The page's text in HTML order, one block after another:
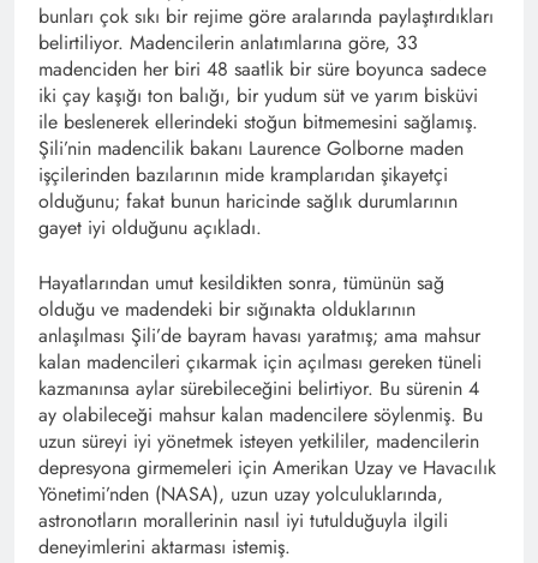
bunları çok sıkı bir rejime göre aralarında paylaştırdıkları
belirtiliyor. Madencilerin anlatımlarına göre, 33
madenciden her biri 48 saatlik bir süre boyunca sadece
iki çay kaşığı ton balığı, bir yudum süt ve yarım bisküvi
ile beslenerek ellerindeki stoğun bitmemesini sağlamış.
Şili’nin madencilik bakanı Laurence Golborne maden
işçilerinden bazılarının mide kramplarıdan şikayetçi
olduğunu; fakat bunun haricinde sağlık durumlarının
gayet iyi olduğunu açıkladı.
Hayatlarından umut kesildikten sonra, tümünün sağ
olduğu ve madendeki bir sığınakta olduklarının
anlaşılması Şili’de bayram havası yaratmış; ama mahsur
kalan madencileri çıkarmak için açılması gereken tüneli
kazmanınsa aylar sürebileceğini belirtiyor. Bu sürenin 4
ay olabileceği mahsur kalan madencilere söylenmiş. Bu
uzun süreyi iyi yönetmek isteyen yetkililer, madencilerin
depresyona girmemeleri için Amerikan Uzay ve Havacılık
Yönetimi’nden (NASA), uzun uzay yolculuklarında,
astronotların morallerinin nasıl iyi tutulduğuyla ilgili
deneyimlerini aktarması istemiş.